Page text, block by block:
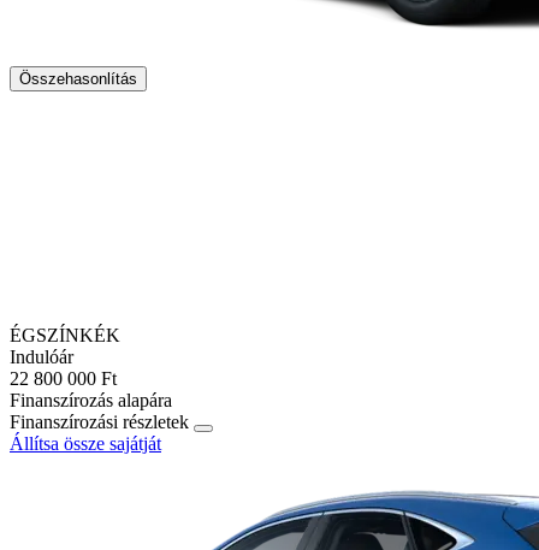
Összehasonlítás
ÉGSZÍNKÉK
Indulóár
22 800 000 Ft
Finanszírozás alapára
Finanszírozási részletek
Állítsa össze sajátját